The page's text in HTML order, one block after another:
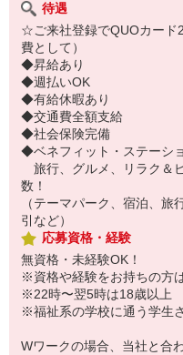
待遇
☆ご来社登録でQUOカード
費として）
◆昇給あり
◆週払いOK
◆有給休暇あり
◆交通費全額支給
◆社会保険完備
◆ベネフィット・ステーシ
旅行、グルメ、リラク＆
数！
（テーマパーク、宿泊、旅
引など）
応募資格・経験
無資格・未経験OK！
※資格や経験をお持ちの方
※22時〜翌5時は18歳以上
※福祉系の学校に通う学生
Wワークの場合、当社と合